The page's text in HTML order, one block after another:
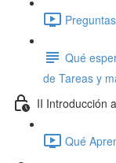
Qué
de Tareas y
II Introducción
Qué